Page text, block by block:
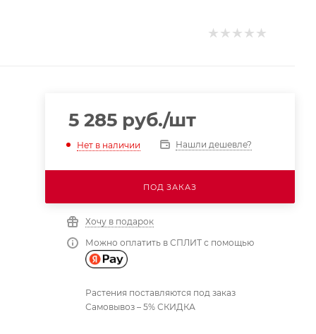
5 285руб./шт
Нет в наличии Нашли дешевле?
ПОД ЗАКАЗ
Хочу в подарок
Можно оплатить в СПЛИТ с помощью
Растения поставляются под заказ
Самовывоз – 5% СКИДКА